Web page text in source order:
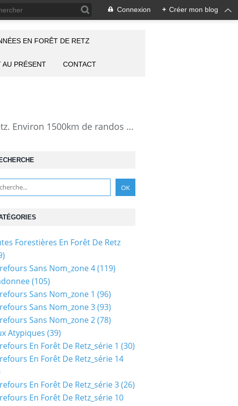
Connexion + Créer mon blog
la Forêt de Retz vue autrement: description de mes randonnées en forêt de Retz. Environ 1500km de randos et 25000 photos pour montrer cette forêt magnifique et ses particularités: les lieux atypiques comme la Pierre Clouise, la Cave du Diable, la Pierre Fortière, la Grotte Saint-Antoine ... Mais aussi les 360 carrefours nommés, plus de 100 routes forestières, les étangs, des villages et hameaux
EN FORÊT DE RETZ
AU PRÉSENT CONTACT
Forestières En Forêt De Retz
Sans Nom_zone 4(119)
(105)
Sans Nom_zone 1 (96)
Sans Nom_zone 3(93)
Sans Nom_zone 2(78)
Atypiques (39)
En Forêt De Retz_série 1 (30)
En Forêt De Retz_série 14
En Forêt De Retz_série 3(26)
En Forêt De Retz_série 10